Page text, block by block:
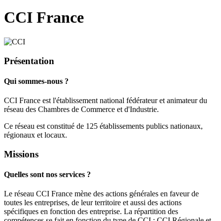
CCI France
Présentation
Qui sommes-nous ?
CCI France est l'établissement national fédérateur et animateur du
réseau des Chambres de Commerce et d'Industrie.
Ce réseau est constitué de 125 établissements publics nationaux,
régionaux et locaux.
Missions
Quelles sont nos services ?
Le réseau CCI France mène des actions générales en faveur de
toutes les entreprises, de leur territoire et aussi des actions
spécifiques en fonction des entreprise. La répartition des